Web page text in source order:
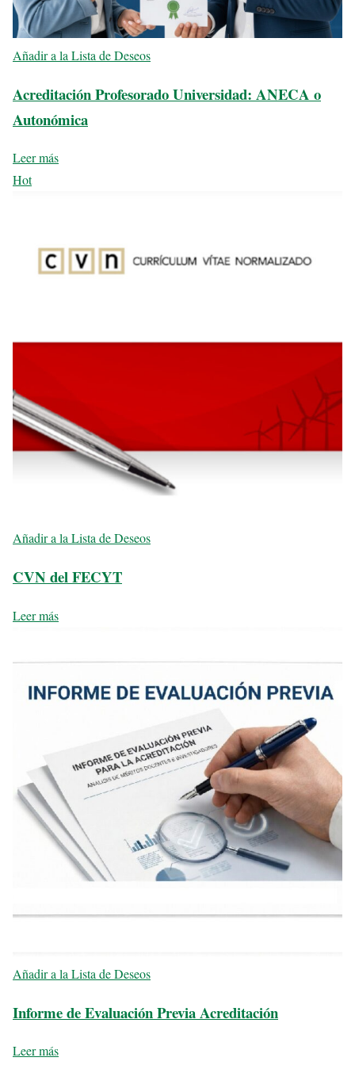
Añadir a la Lista de Deseos
Acreditación Profesorado Universidad: ANECA o
Autonómica
Leer más
Hot
Añadir a la Lista de Deseos
CVN del FECYT
Leer más
Añadir a la Lista de Deseos
Informe de Evaluación Previa Acreditación
Leer más